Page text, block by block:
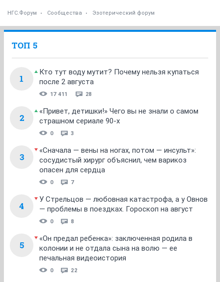
НГС.Форум Сообщества Эзотерический форум
ТОП 5
1
Кто тут воду мутит? Почему нельзя купаться
после 2 августа
17 411 28
2
«Привет, детишки!» Чего вы не знали о самом
страшном сериале 90-х
0 3
3
«Сначала — вены на ногах, потом — инсульт»:
сосудистый хирург объяснил, чем варикоз
опасен для сердца
0 7
4
У Стрельцов — любовная катастрофа, а у Овнов
— проблемы в поездках. Гороскоп на август
0 8
5
«Он предал ребенка»: заключенная родила в
колонии и не отдала сына на волю — ее
печальная видеоистория
0 22